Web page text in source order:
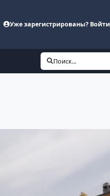
Уже зарегистрированы? Войти
Поиск...